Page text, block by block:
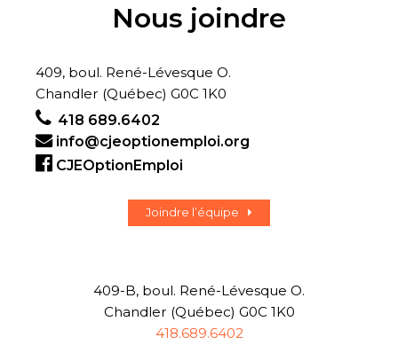
Nous joindre
409, boul. René-Lévesque O.
Chandler (Québec) G0C 1K0
418 689.6402
info@cjeoptionemploi.org
CJEOptionEmploi
Joindre l’équipe
409-B, boul. René-Lévesque O.
Chandler (Québec) G0C 1K0
418.689.6402